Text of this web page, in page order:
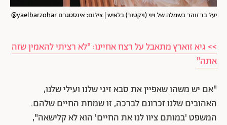
יעל בר זוהר בשמלה של ויוי (ויקטור) בלאיש | צילום: אינסטגרם yaelbarzohar@
>> גיא זוארץ מתאבל על רצח אחיינו: "לא רציתי להאמין שזה
אתה"
"אם יש משהו שאפיין את סבא זיגי שלנו ועילי שלנו,
האהובים שלנו זכרונם לברכה, זו שמחת החיים שלהם.
המשפט 'במותם ציוו לנו את החיים' הוא לא קלישאה",